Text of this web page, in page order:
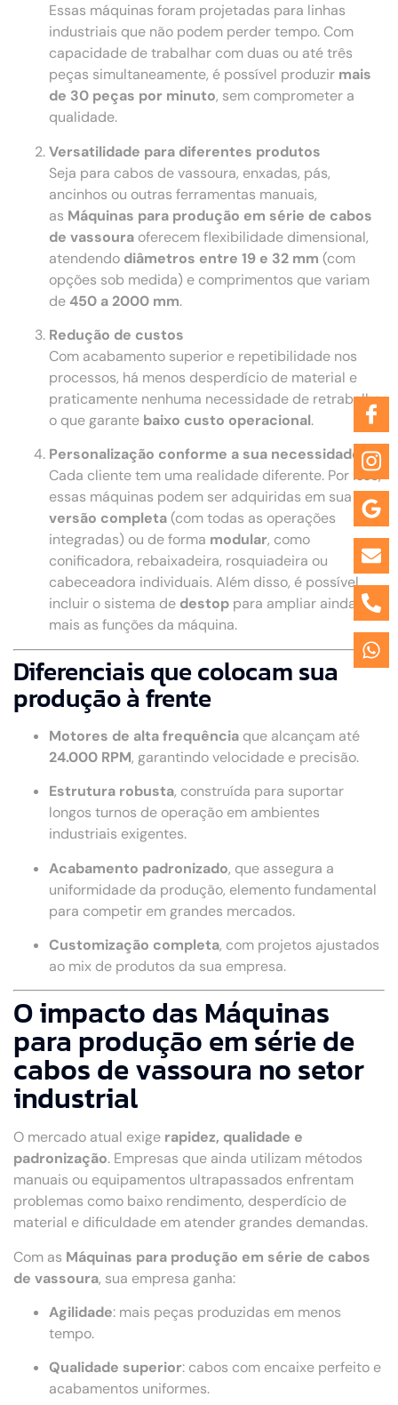
Essas máquinas foram projetadas para linhas
industriais que não podem perder tempo. Com
capacidade de trabalhar com duas ou até três
peças simultaneamente, é possível produzir mais
de 30 peças por minuto, sem comprometer a
qualidade.
Versatilidade para diferentes produtos
Seja para cabos de vassoura, enxadas, pás,
ancinhos ou outras ferramentas manuais,
as Máquinas para produção em série de cabos
de vassoura oferecem flexibilidade dimensional,
atendendo diâmetros entre 19 e 32 mm (com
opções sob medida) e comprimentos que variam
de450 a 2000 mm.
Redução de custos
Com acabamento superior e repetibilidade nos
processos, há menos desperdício de material e
praticamente nenhuma necessidade de retrabalho,
o que garante baixo custo operacional.
Personalização conforme a sua necessidade
Cada cliente tem uma realidade diferente. Por isso,
essas máquinas podem ser adquiridas em sua
versão completa (com todas as operações
integradas) ou de forma modular, como
conificadora, rebaixadeira, rosquiadeira ou
cabeceadora individuais. Além disso, é possível
incluir o sistema de destop para ampliar ainda
mais as funções da máquina.
Diferenciais que colocam sua
produção à frente
Motores de alta frequência que alcançam até
24.000 RPM, garantindo velocidade e precisão.
Estrutura robusta, construída para suportar
longos turnos de operação em ambientes
industriais exigentes.
Acabamento padronizado, que assegura a
uniformidade da produção, elemento fundamental
para competir em grandes mercados.
Customização completa, com projetos ajustados
ao mix de produtos da sua empresa.
O impacto das Máquinas
para produção em série de
cabos de vassoura no setor
industrial
O mercado atual exige rapidez, qualidade e
padronização. Empresas que ainda utilizam métodos
manuais ou equipamentos ultrapassados enfrentam
problemas como baixo rendimento, desperdício de
material e dificuldade em atender grandes demandas.
Com as Máquinas para produção em série de cabos
de vassoura, sua empresa ganha:
Agilidade: mais peças produzidas em menos
tempo.
Qualidade superior: cabos com encaixe perfeito e
acabamentos uniformes.